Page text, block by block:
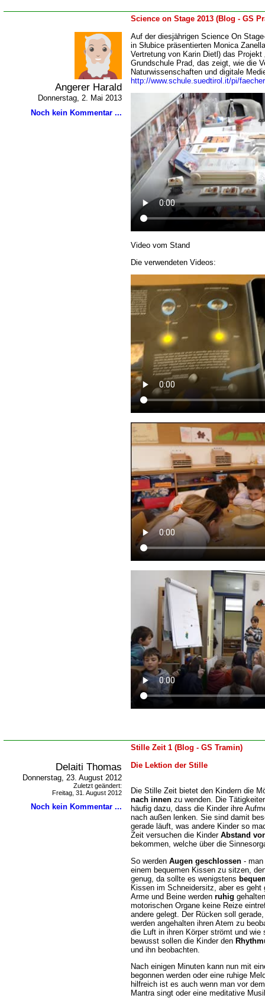
Science on Stage 2013 (Blog - GS
Angerer Harald
Donnerstag, 2. Mai 2013
Noch kein Kommentar ...
Auf der diesjährigen Science On
in Słubice präsentierten Monica
Vertretung von Karin Dietl) das Projekt
Grundschule Prad, das zeigt, wie die
Naturwissenschaften und digitale
http://www.schule.suedtirol.it/pi/
Video vom Stand
Die verwendeten Videos:
Stille Zeit 1 (Blog - GS Tramin)
Delaiti Thomas
Donnerstag, 23. August 2012
Zuletzt geändert:
Freitag, 31. August 2012
Noch kein Kommentar ...
Die Lektion der Stille
Die Stille Zeit bietet den Kindern die
nach innen zu wenden. Die
häufig dazu, dass die Kinder ihre
nach außen lenken. Sie sind damit
gerade läuft, was andere Kinder so
Zeit versuchen die Kinder Abstand
bekommen, welche über die
So werden Augen geschlossen -
einem bequemen Kissen zu sitzen,
genug, da sollte es wenigstens
Kissen im Schneidersitz, aber es geht
Arme und Beine werden ruhig
motorischen Organe keine Reize
andere gelegt. Der Rücken soll
werden angehalten ihren Atem zu
die Luft in ihren Körper strömt und
bewusst sollen die Kinder den
und ihn beobachten.
Nach einigen Minuten kann nun mit
begonnen werden oder eine ruhige
hilfreich ist es auch wenn man vor
Mantra singt oder eine meditative